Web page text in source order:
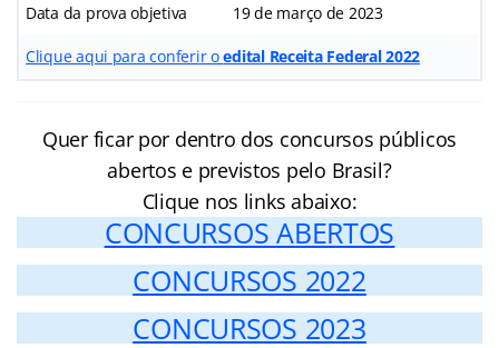
Data da prova objetiva 19 de março de 2023
Clique aqui para conferir oedital Receita Federal 2022
Quer ficar por dentro dos concursos públicos
abertos e previstos pelo Brasil?
Clique nos links abaixo:
CONCURSOS ABERTOS
CONCURSOS 2022
CONCURSOS 2023